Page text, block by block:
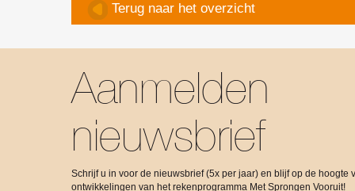
Terug naar het overzicht
Aanmelden
nieuwsbrief
Schrijf u in voor de nieuwsbrief (5x per jaar) en blijf op de hoogte
ontwikkelingen van het rekenprogramma Met Sprongen Vooruit!